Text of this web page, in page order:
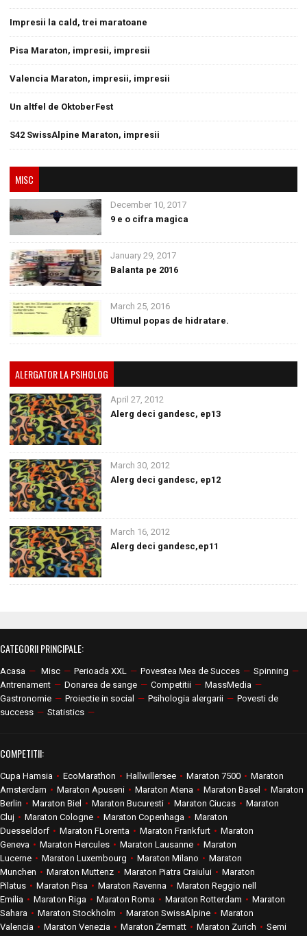
Impresii la cald, trei maratoane
Pisa Maraton, impresii, impresii
Valencia Maraton, impresii, impresii
Un altfel de OktoberFest
S42 SwissAlpine Maraton, impresii
MISC
December 10, 2017
9 e o cifra magica
January 29, 2017
Balanta pe 2016
March 25, 2016
Ultimul popas de hidratare.
ALERGATOR LA PSIHOLOG
April 27, 2012
Alerg deci gandesc, ep13
March 30, 2012
Alerg deci gandesc, ep12
March 16, 2012
Alerg deci gandesc,ep11
CATEGORII PRINCIPALE:
Acasa — Misc — Perioada XXL — Povestea Mea de Succes — Spinning —
Antrenament — Donarea de sange — Competitii — MassMedia —
Gastronomie — Proiectie in social — Psihologia alergarii — Povesti de
success — Statistics —
COMPETITII:
Cupa Hamsia • EcoMarathon • Hallwillersee • Maraton 7500 • Maraton
Amsterdam • Maraton Apuseni • Maraton Atena • Maraton Basel • Maraton
Berlin • Maraton Biel • Maraton Bucuresti • Maraton Ciucas • Maraton
Cluj • Maraton Cologne • Maraton Copenhaga • Maraton
Duesseldorf • Maraton FLorenta • Maraton Frankfurt • Maraton
Geneva • Maraton Hercules • Maraton Lausanne • Maraton
Lucerne • Maraton Luxembourg • Maraton Milano • Maraton
Munchen • Maraton Muttenz • Maraton Piatra Craiului • Maraton
Pilatus • Maraton Pisa • Maraton Ravenna • Maraton Reggio nell
Emilia • Maraton Riga • Maraton Roma • Maraton Rotterdam • Maraton
Sahara • Maraton Stockholm • Maraton SwissAlpine • Maraton
Valencia • Maraton Venezia • Maraton Zermatt • Maraton Zurich • Semi